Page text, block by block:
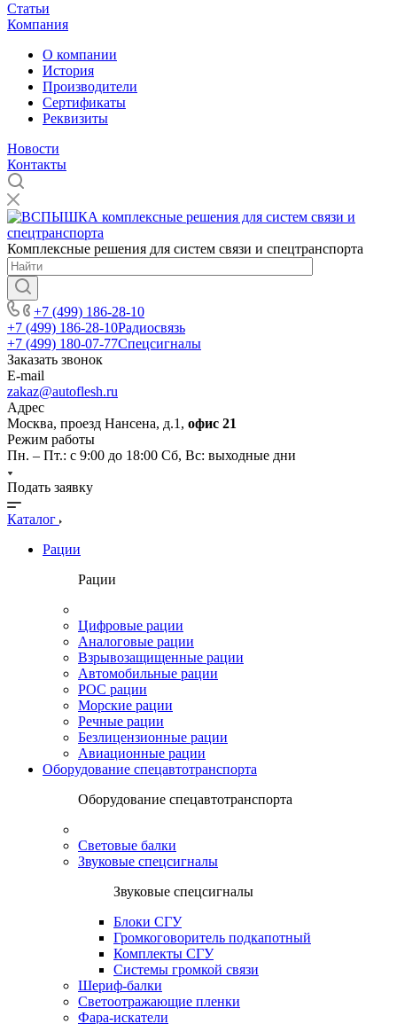
Статьи
Компания
О компании
История
Производители
Сертификаты
Реквизиты
Новости
Контакты
Комплексные решения для систем связи и спецтранспорта
+7 (499) 186-28-10
+7 (499) 186-28-10Радиосвязь
+7 (499) 180-07-77Спецсигналы
Заказать звонок
E-mail
zakaz@autoflesh.ru
Адрес
Москва, проезд Нансена, д.1, офис 21
Режим работы
Пн. – Пт.: с 9:00 до 18:00 Cб, Вс: выходные дни
Подать заявку
Каталог
Рации
Рации
Цифровые рации
Аналоговые рации
Взрывозащищенные рации
Автомобильные рации
POC рации
Морские рации
Речные рации
Безлицензионные рации
Авиационные рации
Оборудование спецавтотранспорта
Оборудование спецавтотранспорта
Световые балки
Звуковые спецсигналы
Звуковые спецсигналы
Блоки СГУ
Громкоговоритель подкапотный
Комплекты СГУ
Системы громкой связи
Шериф-балки
Светоотражающие пленки
Фара-искатели